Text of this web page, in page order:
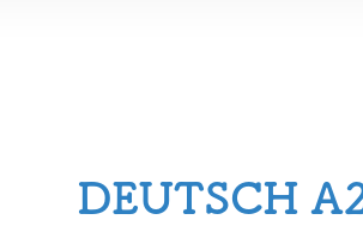
DEUTSCH